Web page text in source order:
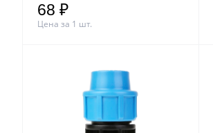
68 ₽
Цена за 1 шт.